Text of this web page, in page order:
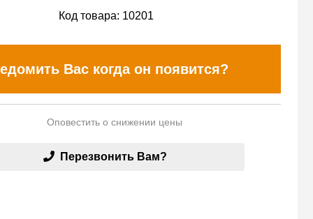
Код товара: 10201
Вас когда он появится?
Оповестить о снижении цены
Перезвонить Вам?